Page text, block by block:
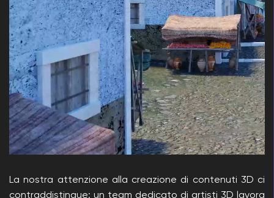
La nostra attenzione alla creazione di contenuti 3D ci
contraddistingue: un team dedicato di artisti 3D lavora